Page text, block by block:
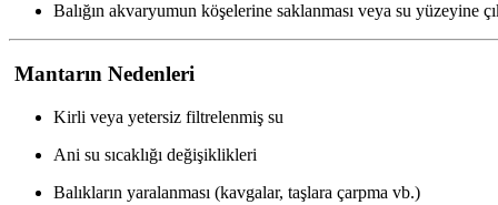
Balığın akvaryumun köşelerine saklanması veya su yüzeyine
Mantarın Nedenleri
Kirli veya yetersiz filtrelenmiş su
Ani su sıcaklığı değişiklikleri
Balıkların yaralanması (kavgalar, taşlara çarpma vb.)